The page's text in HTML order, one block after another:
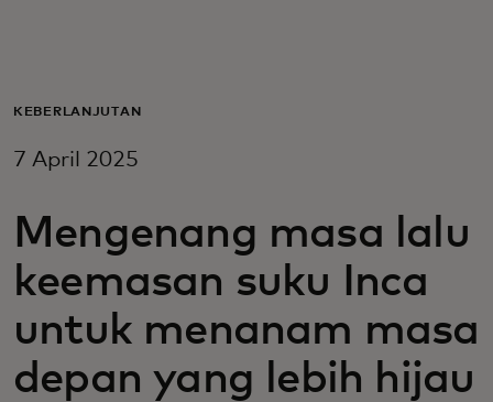
Untuk bisnis
Untuk inovator
Berita dan tren
KEBERLANJUTAN
7 April 2025
Mengenang masa lalu
keemasan suku Inca
untuk menanam masa
depan yang lebih hijau